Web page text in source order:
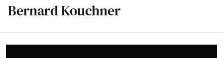
Bernard Kouchner